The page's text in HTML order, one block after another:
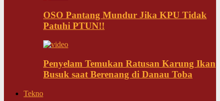
OSO Pantang Mundur Jika KPU Tidak
Patuhi PTUN!!
Penyelam Temukan Ratusan Karung Ikan
Busuk saat Berenang di Danau Toba
Tekno